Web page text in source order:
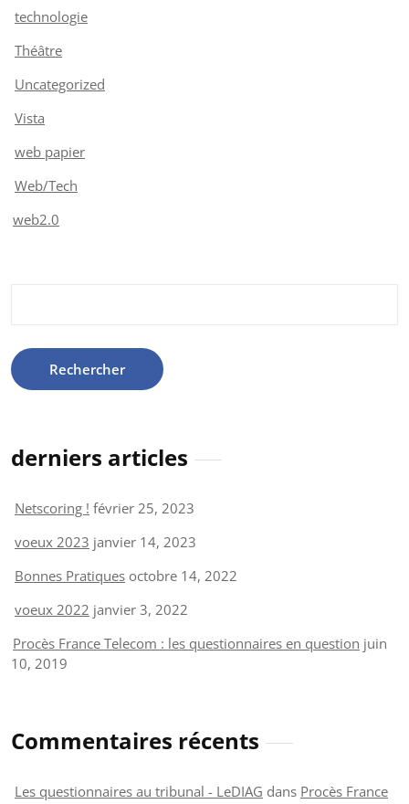
technologie
Théâtre
Uncategorized
Vista
web papier
Web/Tech
web2.0
derniers articles
Netscoring ! février 25, 2023
voeux 2023 janvier 14, 2023
Bonnes Pratiques octobre 14, 2022
voeux 2022 janvier 3, 2022
Procès France Telecom : les questionnaires en question juin
10, 2019
Commentaires récents
Les questionnaires au tribunal - LeDIAG dans Procès France